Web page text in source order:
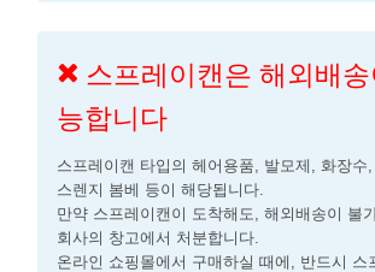
스프레이캔은 해외배
능합니다
스프레이캔 타입의 헤어용품, 발모제, 화장수
스렌지 봄베 등이 해당됩니다.
만약 스프레이캔이 도착해도, 해외배송이 불
회사의 창고에서 처분합니다.
온라인 쇼핑몰에서 구매하실 때에, 반드시 스